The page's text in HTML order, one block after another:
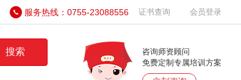
服务热线：0755-23088556 证书查询 会员登录
搜索
咨询师资顾问
免费定制专属培训方案